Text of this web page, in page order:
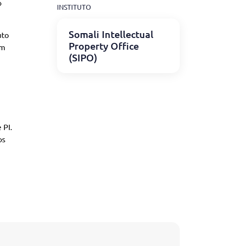
PI.
INSTITUTO
Somali Intellectual
Property Office
(SIPO)